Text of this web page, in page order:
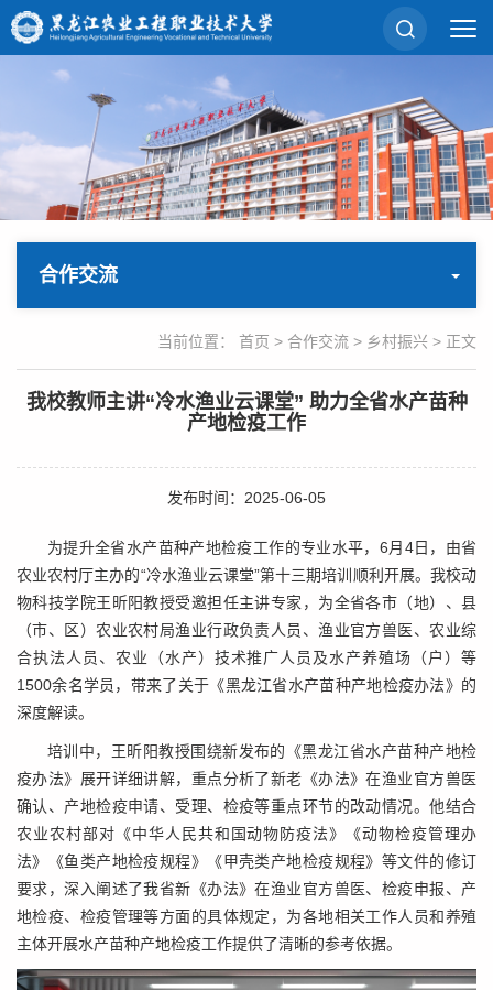
合作交流
当前位置： 首页 > 合作交流 > 乡村振兴 > 正文
我校教师主讲“冷水渔业云课堂” 助力全省水产苗种
产地检疫工作
发布时间：2025-06-05
为提升全省水产苗种产地检疫工作的专业水平，6月4日，由省
农业农村厅主办的“冷水渔业云课堂”第十三期培训顺利开展。我校动
物科技学院王昕阳教授受邀担任主讲专家，为全省各市（地）、县
（市、区）农业农村局渔业行政负责人员、渔业官方兽医、农业综
合执法人员、农业（水产）技术推广人员及水产养殖场（户）等
1500余名学员，带来了关于《黑龙江省水产苗种产地检疫办法》的
深度解读。
培训中，王昕阳教授围绕新发布的《黑龙江省水产苗种产地检
疫办法》展开详细讲解，重点分析了新老《办法》在渔业官方兽医
确认、产地检疫申请、受理、检疫等重点环节的改动情况。他结合
农业农村部对《中华人民共和国动物防疫法》《动物检疫管理办
法》《鱼类产地检疫规程》《甲壳类产地检疫规程》等文件的修订
要求，深入阐述了我省新《办法》在渔业官方兽医、检疫申报、产
地检疫、检疫管理等方面的具体规定，为各地相关工作人员和养殖
主体开展水产苗种产地检疫工作提供了清晰的参考依据。